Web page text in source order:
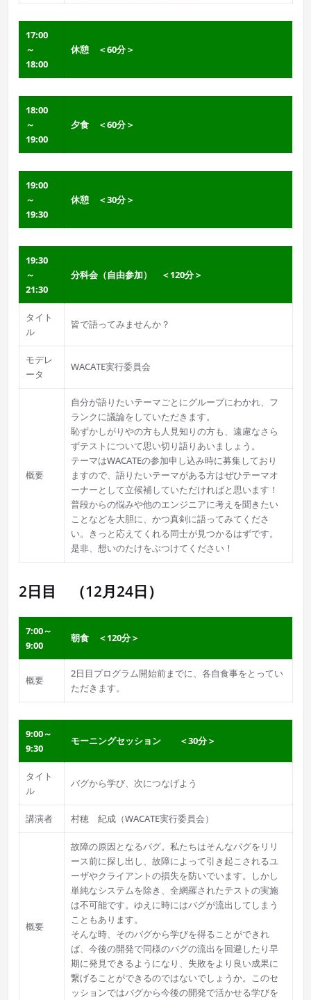
17:00
～
18:00
休憩 ＜60分＞
18:00
～
19:00
夕食 ＜60分＞
19:00
～
19:30
休憩 ＜30分＞
19:30
～
21:30
分科会（自由参加） ＜120分＞
タイト
ル
皆で語ってみませんか？
モデレ
ータ
WACATE実行委員会
概要
自分が語りたいテーマごとにグループにわかれ、フ
ランクに議論をしていただきます。
恥ずかしがりやの方も人見知りの方も、遠慮なさら
ずテストについて思い切り語りあいましょう。
テーマはWACATEの参加申し込み時に募集しており
ますので、語りたいテーマがある方はぜひテーマオ
ーナーとして立候補していただければと思います！
普段からの悩みや他のエンジニアに考えを聞きたい
ことなどを大胆に、かつ真剣に語ってみてくださ
い。きっと応えてくれる同士が見つかるはずです。
是非、想いのたけをぶつけてください！
2日目 （12月24日）
7:00～
9:00
朝食 ＜120分＞
概要
2日目プログラム開始前までに、各自食事をとってい
ただきます。
9:00～
9:30
モーニングセッション ＜30分＞
タイト
ル
バグから学び、次につなげよう
講演者 村穂 紀成（WACATE実行委員会）
概要
故障の原因となるバグ。私たちはそんなバグをリリ
ース前に探し出し、故障によって引き起こされるユ
ーザやクライアントの損失を防いでいます。しかし
単純なシステムを除き、全網羅されたテストの実施
は不可能です。ゆえに時にはバグが流出してしまう
こともあります。
そんな時、そのバグから学びを得ることができれ
ば、今後の開発で同様のバグの流出を回避したり早
期に発見できるようになり、失敗をより良い成果に
繋げることができるのではないでしょうか。このセ
ッションではバグから今後の開発で活かせる学びを